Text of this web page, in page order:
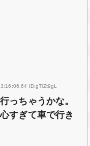
ID:gTiZt9gL
っちゃうかな。
すぎて車で行き